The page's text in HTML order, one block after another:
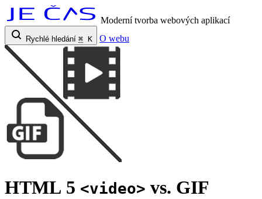
Moderní tvorba webových aplikací
Rychlé hledání ⌘ K O webu
HTML 5 <video> vs. GIF